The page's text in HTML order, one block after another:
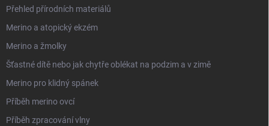
Přehled přírodních materiálů
Merino a atopický ekzém
Merino a žmolky
Šťastné dítě nebo jak chytře oblékat na podzim a v zimě
Merino pro klidný spánek
Příběh merino ovcí
Příběh zpracování vlny